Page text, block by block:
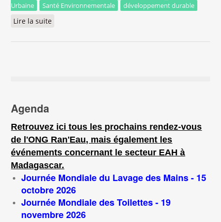
Urbaine
Santé Environnementale développement durable
Lire la suite
Agenda
Retrouvez ici tous les prochains rendez-vous
de l'ONG Ran'Eau, mais également les
événements concernant le secteur EAH à
Madagascar.
Journée Mondiale du Lavage des Mains - 15
octobre 2026
Journée Mondiale des Toilettes - 19
novembre 2026